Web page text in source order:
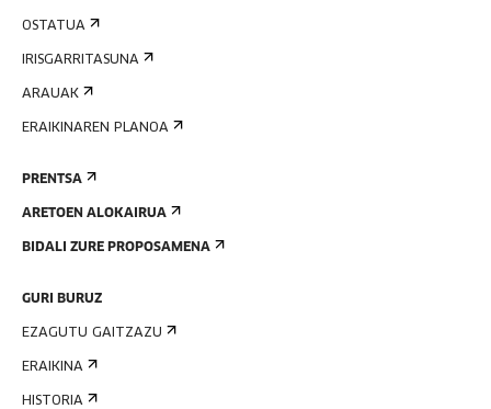
OSTATUA
IRISGARRITASUNA
ARAUAK
ERAIKINAREN PLANOA
PRENTSA
ARETOEN ALOKAIRUA
BIDALI ZURE PROPOSAMENA
GURI BURUZ
EZAGUTU GAITZAZU
ERAIKINA
HISTORIA